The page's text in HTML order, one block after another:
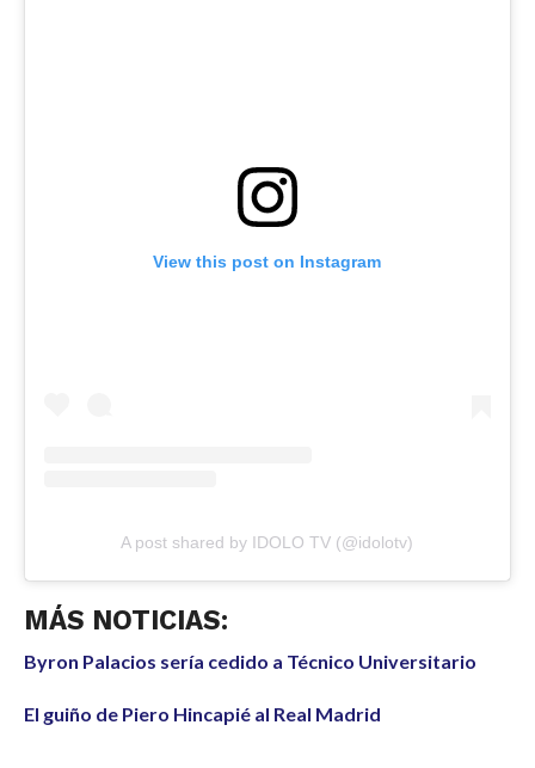
View this post on Instagram
A post shared by IDOLO TV (@idolotv)
MÁS NOTICIAS:
Byron Palacios sería cedido a Técnico Universitario
El guiño de Piero Hincapié al Real Madrid